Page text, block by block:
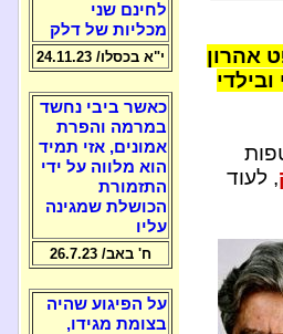
אהרון
, לעוד
לחינם שני
מכליות של דלק
י"א בכסלו/ 24.11.23
כאשר ביבי נחשד
במרמה והפרת
אמונים, אזי תמיד
הוא מלווה על ידי
התזמורת
הכושלת שמגינה
עליו
ח' באב/ 26.7.23
על הפיגוע שהיה
בצומת מגידו,